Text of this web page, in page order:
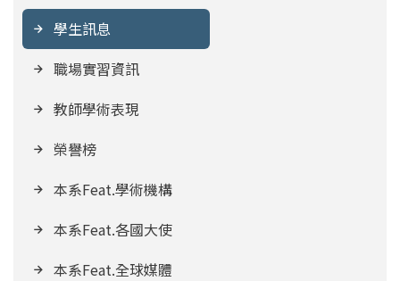
學生訊息
職場實習資訊
教師學術表現
榮譽榜
本系Feat.學術機構
本系Feat.各國大使
本系Feat.全球媒體